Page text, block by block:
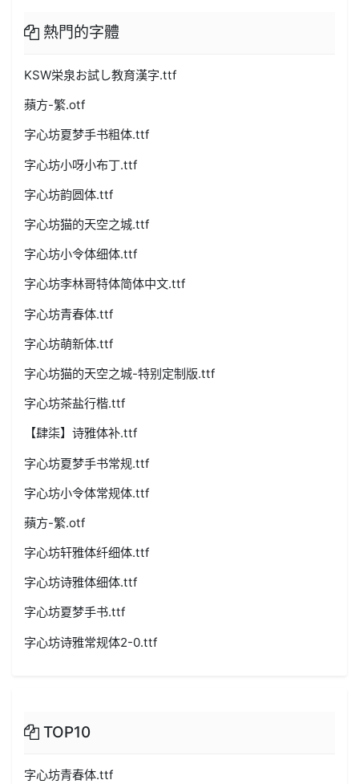
熱門的字體
KSW栄泉お試し教育漢字.ttf
蘋方-繁.otf
字心坊夏梦手书粗体.ttf
字心坊小呀小布丁.ttf
字心坊韵圆体.ttf
字心坊猫的天空之城.ttf
字心坊小令体细体.ttf
字心坊李林哥特体简体中文.ttf
字心坊青春体.ttf
字心坊萌新体.ttf
字心坊猫的天空之城-特别定制版.ttf
字心坊茶盐行楷.ttf
【肆柒】诗雅体补.ttf
字心坊夏梦手书常规.ttf
字心坊小令体常规体.ttf
蘋方-繁.otf
字心坊轩雅体纤细体.ttf
字心坊诗雅体细体.ttf
字心坊夏梦手书.ttf
字心坊诗雅常规体2-0.ttf
TOP10
字心坊青春体.ttf